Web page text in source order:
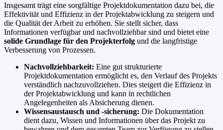
Insgesamt trägt eine sorgfältige Projektdokumentation dazu bei, die
Effektivität und Effizienz in der Projektabwicklung zu steigern und
die Qualität der Arbeit zu erhöhen. Sie stellt sicher, dass
Informationen verfügbar und nachvollziehbar sind und bietet eine
solide Grundlage für den Projekterfolg und die langfristige
Verbesserung von Prozessen.
Nachvollziehbarkeit: Eine gut strukturierte
Projektdokumentation ermöglicht es, den Verlauf des Projekts
verständlich nachzuvollziehen. Dies steigert die Effizienz in
der Projektabwicklung und kann in rechtlichen
Angelegenheiten als Absicherung dienen.
Wissensaustausch und -sicherung: Die Dokumentation
dient dazu, Wissen und Informationen über das Projekt zu